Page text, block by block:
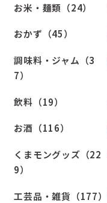
お米・麺類（24）
おかず（45）
調味料・ジャム（3
7）
飲料（19）
お酒（116）
くまモングッズ（22
9）
工芸品・雑貨（177）